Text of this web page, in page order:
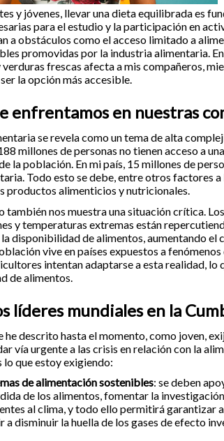
y jóvenes, llevar una dieta equilibrada es
para el estudio y la participación en
a obstáculos como el acceso limitado a
promovidas por la industria alimentaria.
verduras frescas afecta a mis compañeros,
la opción más accesible.
enfrentamos en nuestras
se revela como un tema de alta
millones de personas no tienen acceso a
la población. En mi país, 15 millones de
Todo esto se debe, entre otros factores
productos alimenticios y nutricionales.
también nos muestra una situación crítica.
y temperaturas extremas están
disponibilidad de alimentos, aumentando el
vive en países expuestos a
intentan adaptarse a esta realidad, lo
de alimentos.
líderes mundiales en la
he descrito hasta el momento, como joven,
vía urgente a las crisis en relación con la
lo que estoy exigiendo:
de alimentación sostenibles: se deben
de los alimentos, fomentar la
al clima, y todo ello permitirá garantizar
a disminuir la huella de los gases de efecto